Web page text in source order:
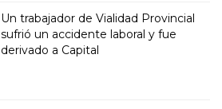
Un trabajador de Vialidad Provincial
sufrió un accidente laboral y fue
derivado a Capital